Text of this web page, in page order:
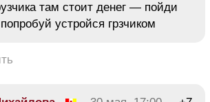
там стоит денег — пойди
устройся грзчиком